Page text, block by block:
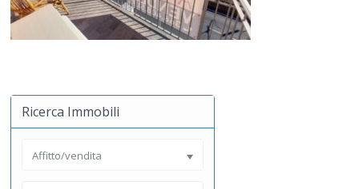
Ricerca Immobili
Affitto/vendita